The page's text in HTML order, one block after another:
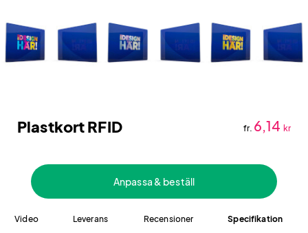
Plastkort RFID fr. 6,14 kr
Anpassa & beställ
Video Leverans Recensioner Specifikation